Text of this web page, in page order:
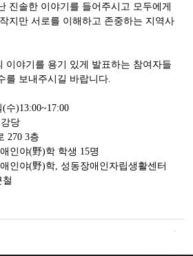
진솔한 이야기를 들어주시고 모두에게
지만 서로를 이해하고 존중하는 지역사
이야기를 용기 있게 발표하는 참여자들
를 보내주시길 바랍니다.
수)13:00~17:00
당
270 3층
인야(野)학 학생 15명
인야(野)학, 성동장애인자립생활센터